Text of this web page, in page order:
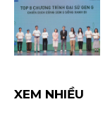
XEM NHIỀU